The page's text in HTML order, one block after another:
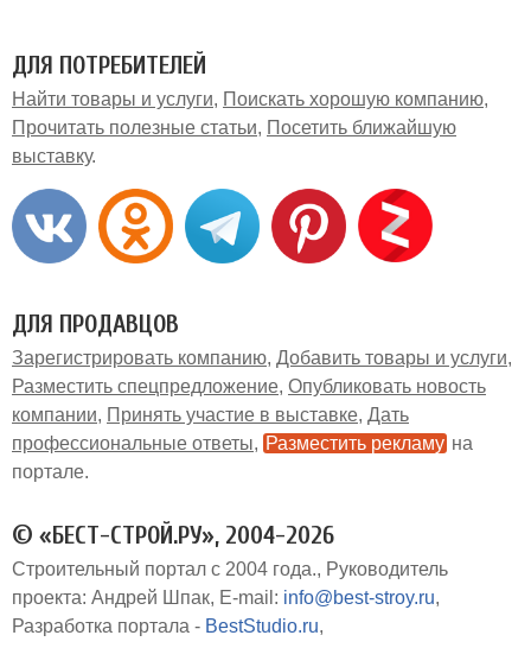
ДЛЯ ПОТРЕБИТЕЛЕЙ
Найти товары и услуги
Поискать хорошую компанию
Прочитать полезные статьи
Посетить ближайшую
выставку
ДЛЯ ПРОДАВЦОВ
Зарегистрировать компанию Добавить товары и услуги
Разместить спецпредложение Опубликовать новость
компании
Принять участие в выставке Дать
профессиональные ответы
Разместить рекламу на
портале
© «БЕСТ-СТРОЙ.РУ», 2004-2026
Строительный портал с 2004 года.
Руководитель
проекта: Андрей Шпак E-mail: info@best-stroy.ru
Разработка портала - BestStudio.ru